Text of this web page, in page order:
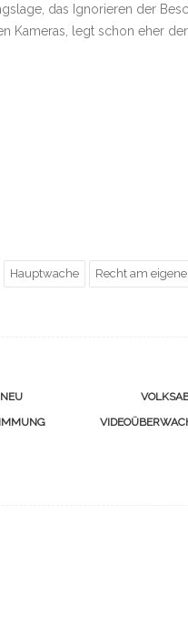
das Ignorieren der
legt schon eher
Hauptwache Recht am